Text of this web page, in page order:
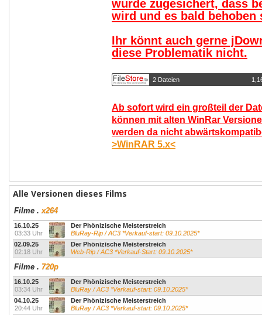
wurde zugesichert, dass
wird und es bald behoben
Ihr könnt auch gerne
diese Problematik nicht.
2 Dateien
Ab sofort wird ein großteil der
können mit alten WinRar
werden da nicht
>WinRAR 5.x<
Alle Versionen dieses Films
Filme .x264
16.10.25
03:33 Uhr
Der Phönizische Meisterstreich
BluRay-Rip / AC3 *Verkauf-start: 09.10.2025*
02.09.25
02:18 Uhr
Der Phönizische Meisterstreich
Web-Rip / AC3 *Verkauf-Start: 09.10.2025*
Filme . 720p
16.10.25
03:34 Uhr
Der Phönizische Meisterstreich
BluRay / AC3 *Verkauf-start: 09.10.2025*
04.10.25
20:44 Uhr
Der Phönizische Meisterstreich
BluRay / AC3 *Verkauf-start: 09.10.2025*